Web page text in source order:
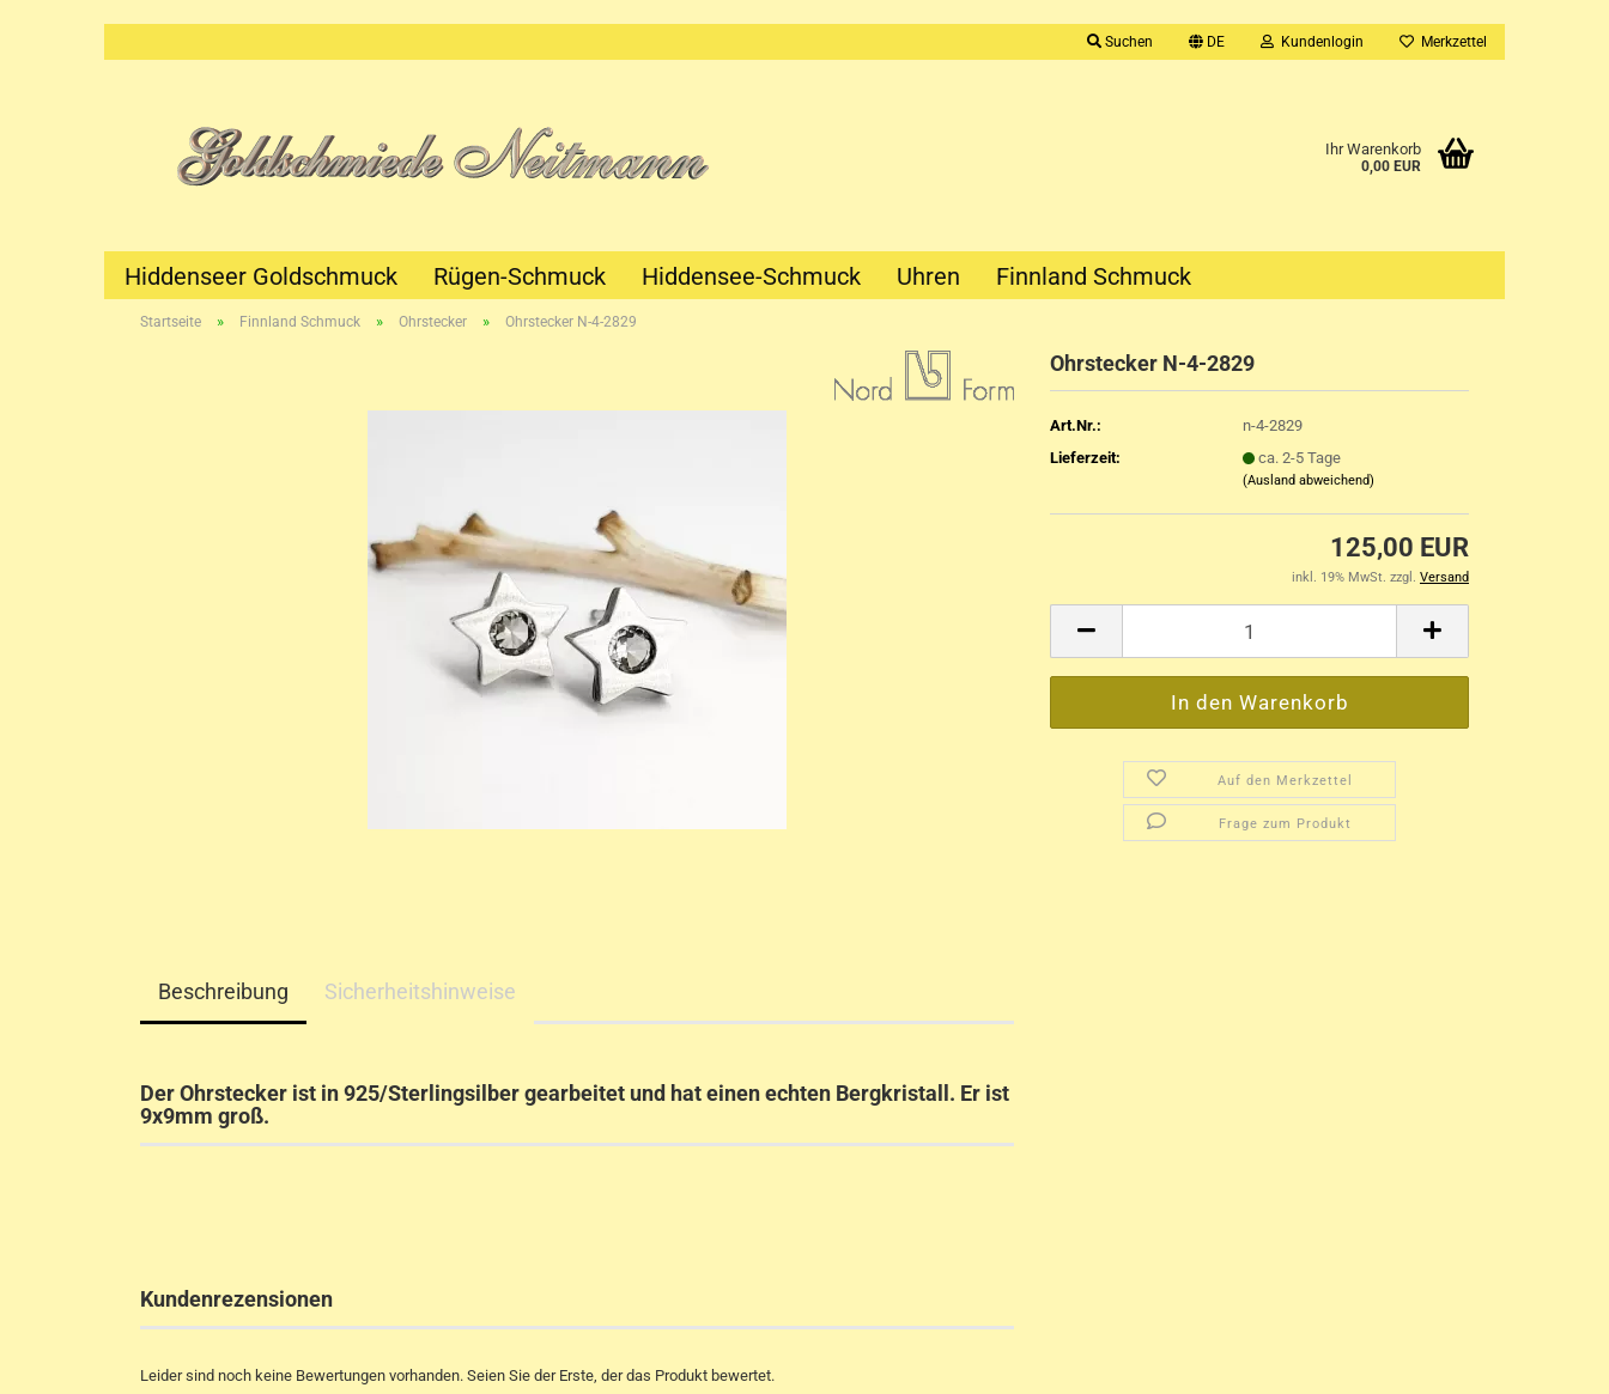
Suchen DE Kundenlogin Merkzettel
Ihr Warenkorb
0,00 EUR
Hiddenseer Goldschmuck Rügen-Schmuck Hiddensee-Schmuck Uhren Finnland Schmuck
Startseite » Finnland Schmuck » Ohrstecker » Ohrstecker N-4-2829
Ohrstecker N-4-2829
Art.Nr.:
n-4-2829
Lieferzeit:
ca. 2-5 Tage
(Ausland abweichend)
125,00 EUR
inkl. 19% MwSt. zzgl. Versand
Auf den Merkzettel
Frage zum Produkt
Beschreibung Sicherheitshinweise
Der Ohrstecker ist in 925/Sterlingsilber gearbeitet und hat einen echten Bergkristall. Er ist
9x9mm groß.
Kundenrezensionen
Leider sind noch keine Bewertungen vorhanden. Seien Sie der Erste, der das Produkt bewertet.